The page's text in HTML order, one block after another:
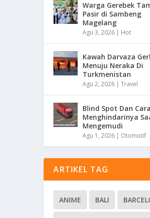
Warga Gerebek
Pasir di Sambeng
Magelang
Agu 3, 2026 | Hot
Kawah Darvaza
Menuju Neraka Di
Turkmenistan
Agu 2, 2026 |Travel
Blind Spot Dan Cara
Menghindarinya
Mengemudi
Agu 1, 2026 | Otomotif
ARTIKEL TAG
ANIME BALI